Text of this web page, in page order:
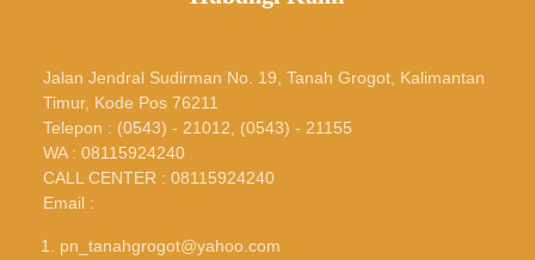
Jalan Jendral Sudirman No. 19, Tanah Grogot, Kalimantan
Timur, Kode Pos 76211
Telepon : (0543) - 21012, (0543) - 21155
WA : 08115924240
CALL CENTER : 08115924240
Email :
pn_tanahgrogot@yahoo.com